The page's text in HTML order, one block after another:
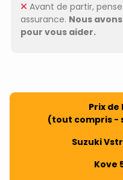
Avant de partir,
assurance. Nous
pour vous aider.
Prix
(tout compris -
Suzuki
Kove